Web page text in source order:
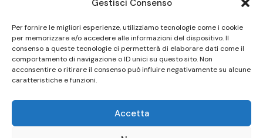
Gestisci Consenso
Per fornire le migliori esperienze, utilizziamo tecnologie come i cookie
per memorizzare e/o accedere alle informazioni del dispositivo. Il
consenso a queste tecnologie ci permetterà di elaborare dati come il
comportamento di navigazione o ID unici su questo sito. Non
acconsentire o ritirare il consenso può influire negativamente su alcune
caratteristiche e funzioni.
Accetta
Seguici su
Facebook